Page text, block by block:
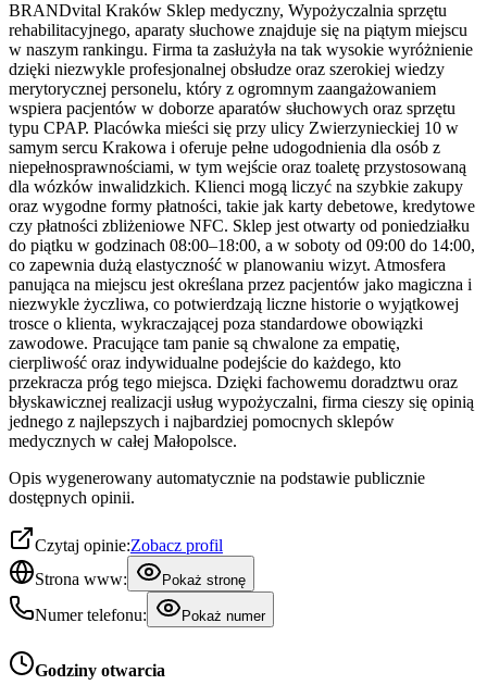
BRANDvital Kraków Sklep medyczny, Wypożyczalnia sprzętu
rehabilitacyjnego, aparaty słuchowe znajduje się na piątym miejscu
w naszym rankingu. Firma ta zasłużyła na tak wysokie wyróżnienie
dzięki niezwykle profesjonalnej obsłudze oraz szerokiej wiedzy
merytorycznej personelu, który z ogromnym zaangażowaniem
wspiera pacjentów w doborze aparatów słuchowych oraz sprzętu
typu CPAP. Placówka mieści się przy ulicy Zwierzynieckiej 10 w
samym sercu Krakowa i oferuje pełne udogodnienia dla osób z
niepełnosprawnościami, w tym wejście oraz toaletę przystosowaną
dla wózków inwalidzkich. Klienci mogą liczyć na szybkie zakupy
oraz wygodne formy płatności, takie jak karty debetowe, kredytowe
czy płatności zbliżeniowe NFC. Sklep jest otwarty od poniedziałku
do piątku w godzinach 08:00–18:00, a w soboty od 09:00 do 14:00,
co zapewnia dużą elastyczność w planowaniu wizyt. Atmosfera
panująca na miejscu jest określana przez pacjentów jako magiczna i
niezwykle życzliwa, co potwierdzają liczne historie o wyjątkowej
trosce o klienta, wykraczającej poza standardowe obowiązki
zawodowe. Pracujące tam panie są chwalone za empatię,
cierpliwość oraz indywidualne podejście do każdego, kto
przekracza próg tego miejsca. Dzięki fachowemu doradztwu oraz
błyskawicznej realizacji usług wypożyczalni, firma cieszy się opinią
jednego z najlepszych i najbardziej pomocnych sklepów
medycznych w całej Małopolsce.
Opis wygenerowany automatycznie na podstawie publicznie
dostępnych opinii.
Czytaj opinie:Zobacz profil
Strona www:
Pokaż stronę
Numer telefonu: Pokaż numer
Godziny otwarcia